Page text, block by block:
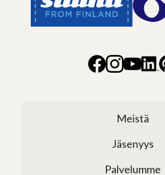
Meistä
Jäsenyys
Palvelumme